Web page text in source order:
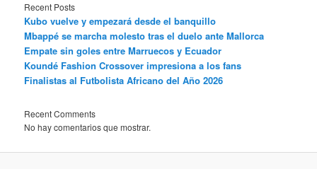
Recent Posts
Kubo vuelve y empezará desde el banquillo
Mbappé se marcha molesto tras el duelo ante Mallorca
Empate sin goles entre Marruecos y Ecuador
Koundé Fashion Crossover impresiona a los fans
Finalistas al Futbolista Africano del Año 2026
Recent Comments
No hay comentarios que mostrar.